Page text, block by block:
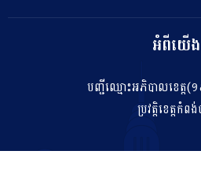
អំពីយើង
បញ្ជីឈ្មោះអភិបាលខេត្ត(១
ប្រវត្តិខេត្តកំព